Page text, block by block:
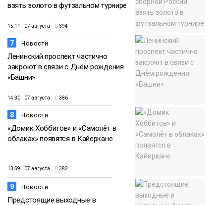
взять золото в футзальном турнире
15:11 07 августа 394
7 Новости
Ленинский проспект частично
закроют в связи с Днём рождения
«Башни»
14:30 07 августа 386
8 Новости
«Домик Хоббитов» и «Самолёт в
облаках» появятся в Кайеркане
13:59 07 августа 382
9 Новости
Предстоящие выходные в